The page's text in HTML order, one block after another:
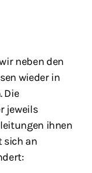
neben den
wieder in
Die
jeweils
ihnen
sich an